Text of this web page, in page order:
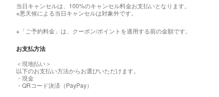
当日キャンセルは、100%のキャンセル料金お支払いとなります。
※悪天候による当日キャンセルは対象外です。
※「ご予約料金」は、クーポン/ポイントを適用する前の金額です。
お支払方法
＜現地払い＞
以下のお支払い方法からお選びいただけます。
・現金
・QRコード決済（PayPay）